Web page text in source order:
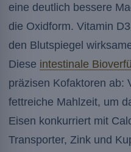
eine deutlich bessere
die Oxidform. Vitamin
den Blutspiegel
Diese intestinale
präzisen Kofaktoren ab:
fettreiche Mahlzeit, um
Eisen konkurriert mit
Transporter, Zink und